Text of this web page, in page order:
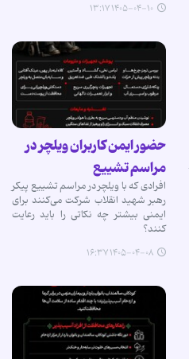
۱۴۰۵-۰۴-۱۰ ۱۳:۱۷
حضور ایمن کاربران ویلچر در
مراسم تشییع
افرادی که با ویلچر در مراسم تشییع پیکر
رهبر شهید انقلاب شرکت می‌کنند برای
ایمنی بیشتر چه نکاتی را باید رعایت
کنند؟
۱۴۰۵-۰۴-۰۸ ۱۶:۳۷